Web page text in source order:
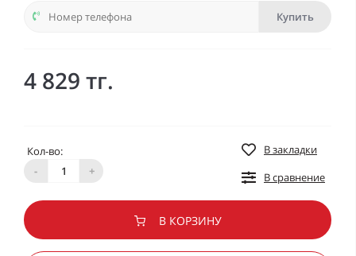
Купить
4 829 тг.
Кол-во:
-
+
В закладки
В сравнение
В КОРЗИНУ